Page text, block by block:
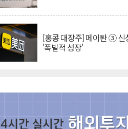
[홍콩 대장주] 메이퇀 ③ 신
'폭발적 성장'